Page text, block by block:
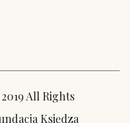
All Rights
Księdza